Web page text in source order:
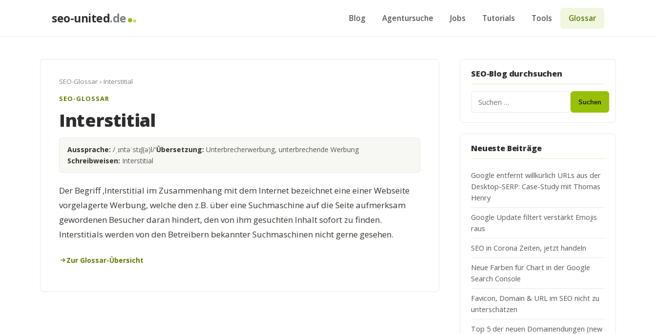
seo-united.de Blog Agentursuche Jobs Tutorials Tools Glossar
SEO-Glossar › Interstitial
SEO-GLOSSAR
Interstitial
Aussprache: /ˌɪntəˈstɪʃ(ə)l/'Übersetzung: Unterbrecherwerbung, unterbrechende Werbung
Schreibweisen: Interstitial
Der Begriff ‚Interstitial im Zusammenhang mit dem Internet bezeichnet eine einer Webseite
vorgelagerte Werbung, welche den z.B. über eine Suchmaschine auf die Seite aufmerksam
gewordenen Besucher daran hindert, den von ihm gesuchten Inhalt sofort zu finden.
Interstitials werden von den Betreibern bekannter Suchmaschinen nicht gerne gesehen.
Zur Glossar-Übersicht
SEO-Blog durchsuchen
Suchen
Neueste Beiträge
Google entfernt willkürlich URLs aus der
Desktop-SERP: Case-Study mit Thomas
Henry
Google Update filtert verstärkt Emojis
raus
SEO in Corona Zeiten, jetzt handeln
Neue Farben für Chart in der Google
Search Console
Favicon, Domain & URL im SEO nicht zu
unterschätzen
Top 5 der neuen Domainendungen (new